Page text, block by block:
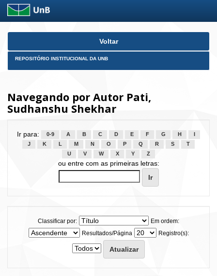
Skip
Voltar
REPOSITÓRIO INSTITUCIONAL DA UNB
Navegando por Autor Pati,
Sudhanshu Shekhar
Ir para: 0-9 A B C D E F G H
J
K L M N O P Q R S
T
U
V W X Y Z
ou entre com as primeiras letras:
Classificar por:
Em ordem:
Resultados/Página
Registro(s):